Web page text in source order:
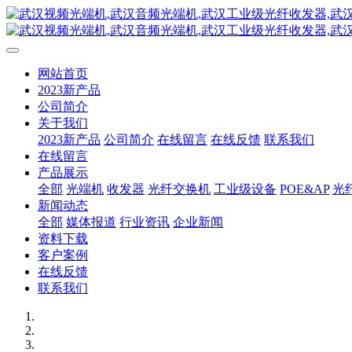
网站首页
2023新产品
公司简介
关于我们
2023新产品 公司简介 在线留言 在线反馈 联系我们
在线留言
产品展示
全部 光端机 收发器 光纤交换机 工业级设备 POE&AP 光
新闻动态
全部 媒体报道 行业资讯 企业新闻
资料下载
客户案例
在线反馈
联系我们